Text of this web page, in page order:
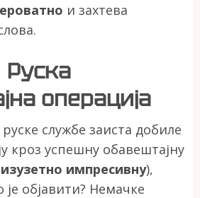
и захтева
Руска
операција
службе заиста добиле
кроз успешну обавештајну
изузетно импресивну),
објавити? Немачке